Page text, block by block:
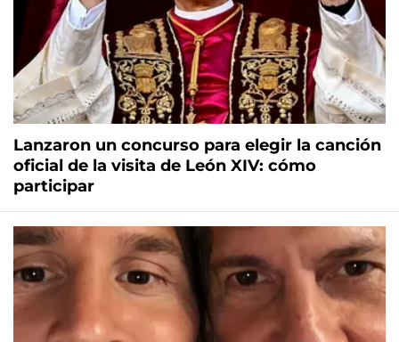
Lanzaron un concurso para elegir la canción
oficial de la visita de León XIV: cómo
participar